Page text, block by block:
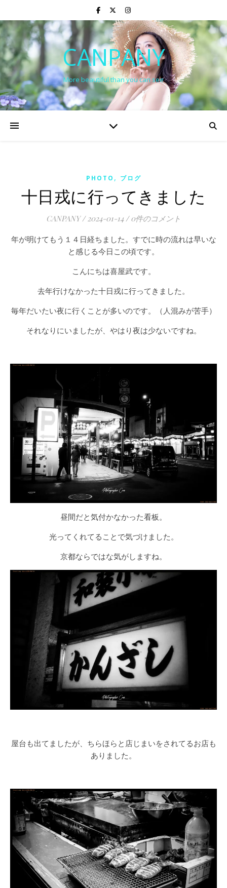
CANPANY
More beautiful than you can see
PHOTO , ブログ
十日戎に行ってきました
CANPANY / 2024-01-14 / 0件のコメント
年が明けてもう１４日経ちました。すでに時の流れは早いな
と感じる今日この頃です。
こんにちは喜屋武です。
去年行けなかった十日戎に行ってきました。
毎年だいたい夜に行くことが多いのです。（人混みが苦手）
それなりにいましたが、やはり夜は少ないですね。
昼間だと気付かなかった看板。
光ってくれてることで気づけました。
京都ならではな気がしますね。
屋台も出てましたが、ちらほらと店じまいをされてるお店も
ありました。